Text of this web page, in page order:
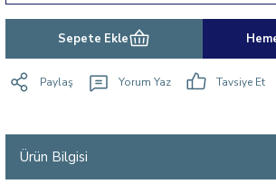
Sepete Ekle
Paylaş Yorum Yaz Tavsiye Et
Ürün Bilgisi